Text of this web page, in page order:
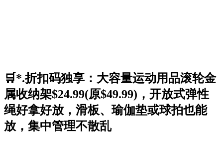
🛒*.折扣码独享：大容量运动用品滚轮金
属收纳架$24.99(原$49.99)，开放式弹性
绳好拿好放，滑板、瑜伽垫或球拍也能
放，集中管理不散乱